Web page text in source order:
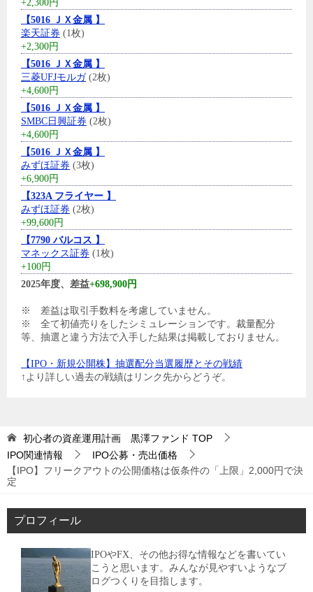
+2,300円
【5016 ＪＸ金属 】
楽天証券 (1枚)
+2,300円
【5016 ＪＸ金属 】
三菱UFJモルガ(2枚)
+4,600円
【5016 ＪＸ金属 】
SMBC日興証券 (2枚)
+4,600円
【5016 ＪＸ金属 】
みずほ証券 (3枚)
+6,900円
【323A フライヤー 】
みずほ証券 (2枚)
+99,600円
【7790 バルコス 】
マネックス証券 (1枚)
+100円
2025年度、差益+698,900円
※ 差益は取引手数料を考慮していません。
※ 全て初値売りをしたシミュレーションです。裁量配分
等、抽選と違う方法で入手した結果は掲載しておりません。
【IPO・新規公開株】抽選配分当選履歴とその戦績
↑より詳しい過去の戦績はリンク先からどうぞ。
初心者の資産運用計画 黒澤ファンド TOP
IPO関連情報
IPO公募・売出価格
【IPO】フリークアウトの公開価格は仮条件の「上限」2,000円で決
定
プロフィール
IPOやFX、その他お得な情報などを書いてい
こうと思います。みんなが見やすいようなブ
ログつくりを目指します。